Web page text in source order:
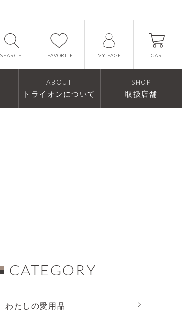
SEARCH FAVORITE MY PAGE CART
ABOUT
トライオンについて
SHOP
取扱店舗
CATEGORY
わたしの愛用品